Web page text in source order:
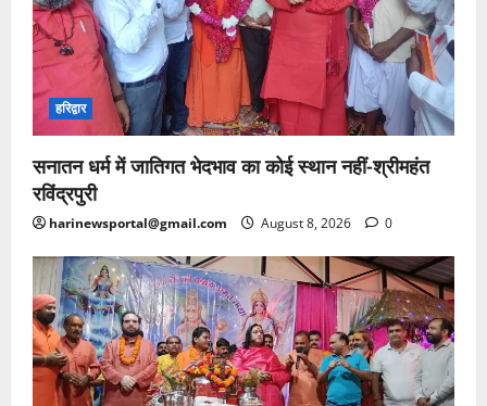
हरिद्वार
सनातन धर्म में जातिगत भेदभाव का कोई स्थान नहीं-श्रीमहंत
रविंद्रपुरी
harinewsportal@gmail.com August 8, 2026 0